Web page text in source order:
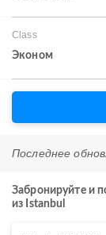
Class
Эконом
Последнее
Забронируйте и
из Istanbul